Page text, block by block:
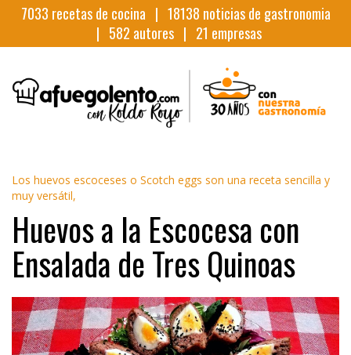
7033 recetas de cocina | 18138 noticias de gastronomia
| 582 autores | 21 empresas
Los huevos escoceses o Scotch eggs son una receta sencilla y
muy versátil,
Huevos a la Escocesa con
Ensalada de Tres Quinoas